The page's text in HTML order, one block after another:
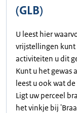
(GLB)
U leest hier
vrijstellingen kunt
activiteiten u dit
Kunt u het gewas
leest u ook wat
Ligt uw perceel
het vinkje bij